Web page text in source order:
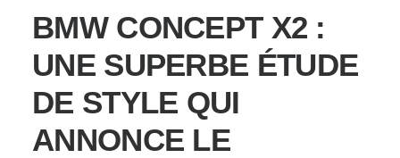
BMW CONCEPT X2 :
UNE SUPERBE ÉTUDE
DE STYLE QUI
ANNONCE LE